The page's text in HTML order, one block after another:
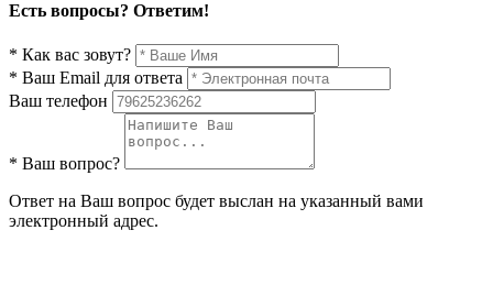
Есть вопросы? Ответим!
* Как вас зовут?
* Ваш Email для ответа
Ваш телефон
* Ваш вопрос?
Ответ на Ваш вопрос будет выслан на указанный вами
электронный адрес.